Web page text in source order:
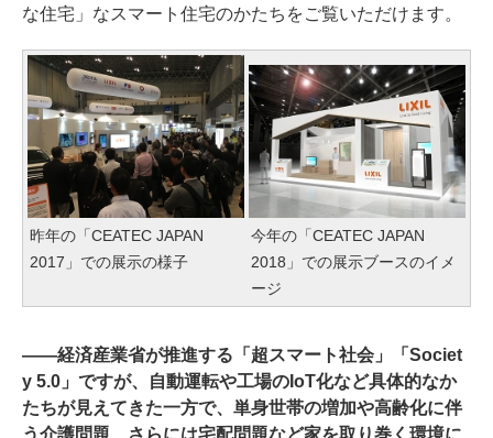
な住宅」なスマート住宅のかたちをご覧いただけます。
昨年の「CEATEC JAPAN
2017」での展示の様子
今年の「CEATEC JAPAN
2018」での展示ブースのイメ
ージ
――経済産業省が推進する「超スマート社会」「Societ
y 5.0」ですが、自動運転や工場のIoT化など具体的なか
たちが見えてきた一方で、単身世帯の増加や高齢化に伴
う介護問題、さらには宅配問題など家を取り巻く環境に